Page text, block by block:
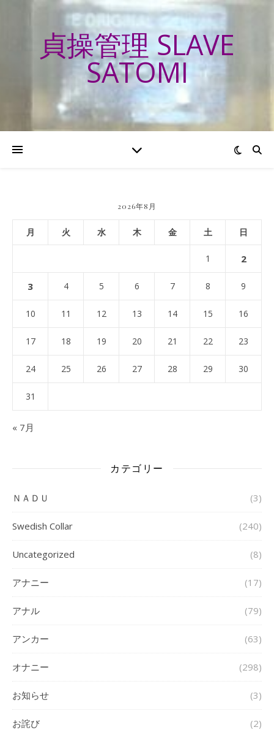
貞操管理 SLAVE
SATOMI
2026年8月
月 火 水 木 金 土 日
1 2
3 4 5 6 7 8 9
10 11 12 13 14 15 16
17 18 19 20 21 22 23
24 25 26 27 28 29 30
31
« 7月
カテゴリー
ＮＡＤＵ (3)
Swedish Collar (240)
Uncategorized (8)
アナニー (17)
アナル (79)
アンカー (63)
オナニー (298)
お知らせ (3)
お詫び (2)